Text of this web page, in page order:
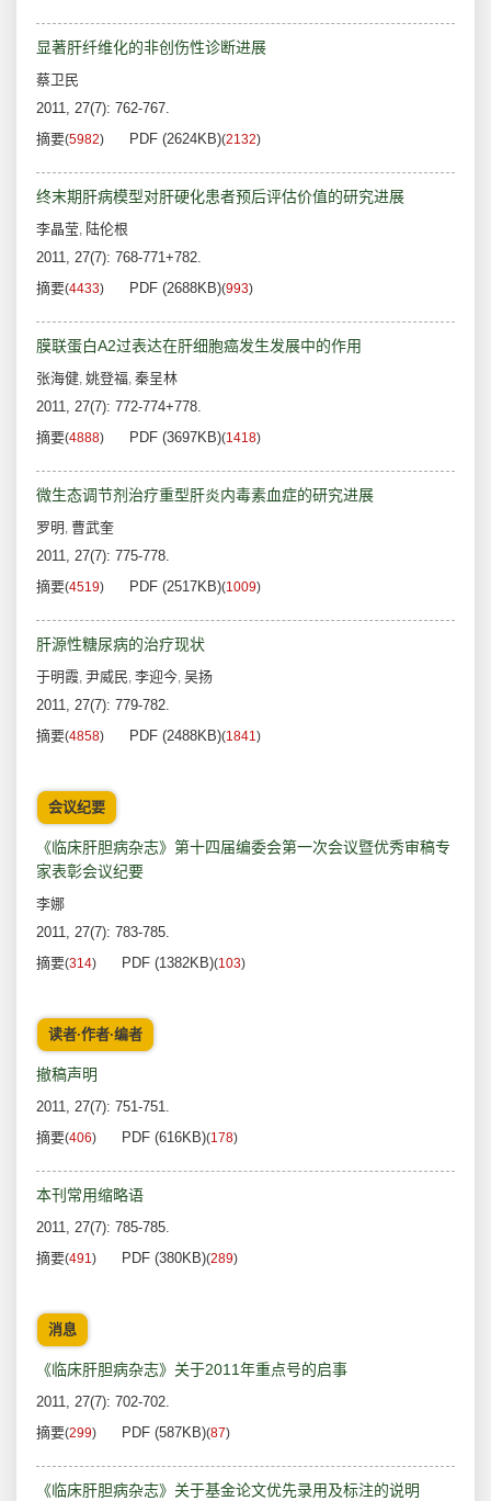
显著肝纤维化的非创伤性诊断进展
蔡卫民
2011, 27(7): 762-767.
摘要(5982) PDF (2624KB)(2132)
终末期肝病模型对肝硬化患者预后评估价值的研究进展
李晶莹, 陆伦根
2011, 27(7): 768-771+782.
摘要(4433) PDF (2688KB)(993)
膜联蛋白A2过表达在肝细胞癌发生发展中的作用
张海健, 姚登福, 秦呈林
2011, 27(7): 772-774+778.
摘要(4888) PDF (3697KB)(1418)
微生态调节剂治疗重型肝炎内毒素血症的研究进展
罗明 , 曹武奎
2011, 27(7): 775-778.
摘要(4519) PDF (2517KB)(1009)
肝源性糖尿病的治疗现状
于明霞, 尹威民, 李迎今, 吴扬
2011, 27(7): 779-782.
摘要(4858) PDF (2488KB)(1841)
会议纪要
《临床肝胆病杂志》第十四届编委会第一次会议暨优秀审稿专
家表彰会议纪要
李娜
2011, 27(7): 783-785.
摘要(314) PDF (1382KB)(103)
读者·作者·编者
撤稿声明
2011, 27(7): 751-751.
摘要(406) PDF (616KB)(178)
本刊常用缩略语
2011, 27(7): 785-785.
摘要(491) PDF (380KB)(289)
消息
《临床肝胆病杂志》关于2011年重点号的启事
2011, 27(7): 702-702.
摘要(299) PDF (587KB)(87)
《临床肝胆病杂志》关于基金论文优先录用及标注的说明